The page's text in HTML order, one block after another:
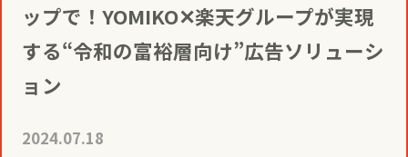
メディアビジネス
PR
CSR
グループ会社
ップで！YOMIKO✕楽天グループが実現
する“令和の富裕層向け”広告ソリューシ
ョン
2024.07.18